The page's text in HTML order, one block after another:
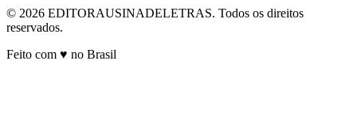
© 2026 EDITORAUSINADELETRAS. Todos os direitos
reservados.
Feito com ♥ no Brasil